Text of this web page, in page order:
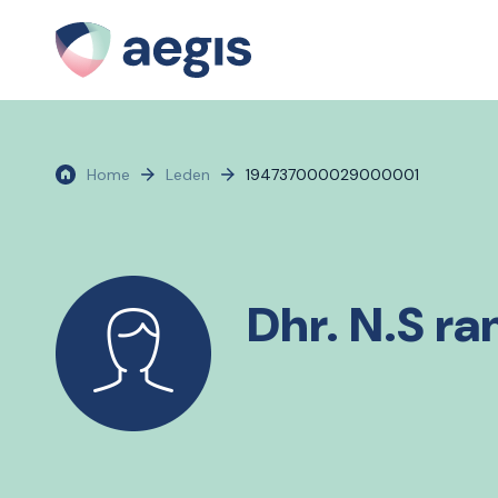
Home Leden 194737000029000001
Dhr. N.S